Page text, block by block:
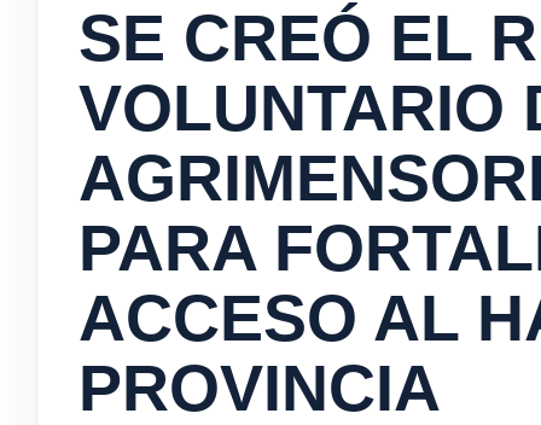
SE CREÓ EL
VOLUNTARIO
PARA
ACCESO AL
PROVINCIA